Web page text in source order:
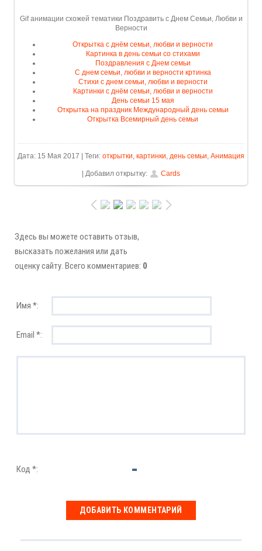
Gif анимации схожей тематики Поздравить с Днем Семьи, Любви и
Верности
Открытка с днём семьи, любви и верности
Картинка в день семьи со стихами
Поздравления с Днем семьи
С днем семьи, любви и верности кртинка
Стихи с днем семьи, любви и верности
Картинки с днём семьи, любви и верности
День семьи 15 мая
Открытка на праздник Международный день семьи
Открытка Всемирный день семьи
Дата: 15 Мая 2017 | Теги: открытки, картинки, день семьи, Анимация
| Добавил открытку: Cards
Здесь вы можете оставить отзыв,
высказать пожелания или дать
оценку сайту. Всего комментариев: 0
Имя *:
Email *:
Код *: